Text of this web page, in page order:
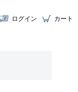
ログイン カート